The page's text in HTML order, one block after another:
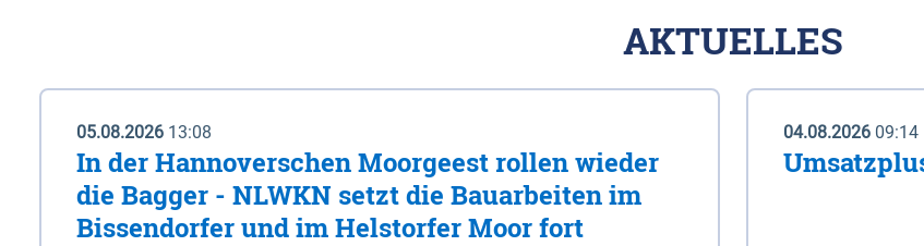
AKTUELLES
05.08.2026 13:08
In der Hannoverschen Moorgeest rollen wieder
die Bagger - NLWKN setzt die Bauarbeiten im
Bissendorfer und im Helstorfer Moor fort
04.08.2026 09:14